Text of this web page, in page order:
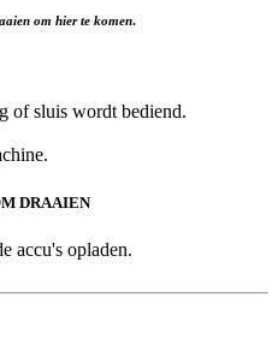
om hier te komen.
of sluis wordt bediend.
DRAAIEN
accu's opladen.